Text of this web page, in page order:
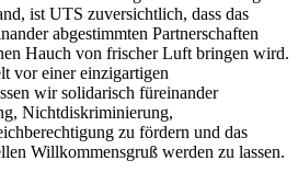
ist UTS zuversichtlich, dass das
abgestimmten Partnerschaften
Hauch von frischer Luft bringen wird.
vor einer einzigartigen
wir solidarisch füreinander
Nichtdiskriminierung,
zu fördern und das
Willkommensgruß werden zu lassen.